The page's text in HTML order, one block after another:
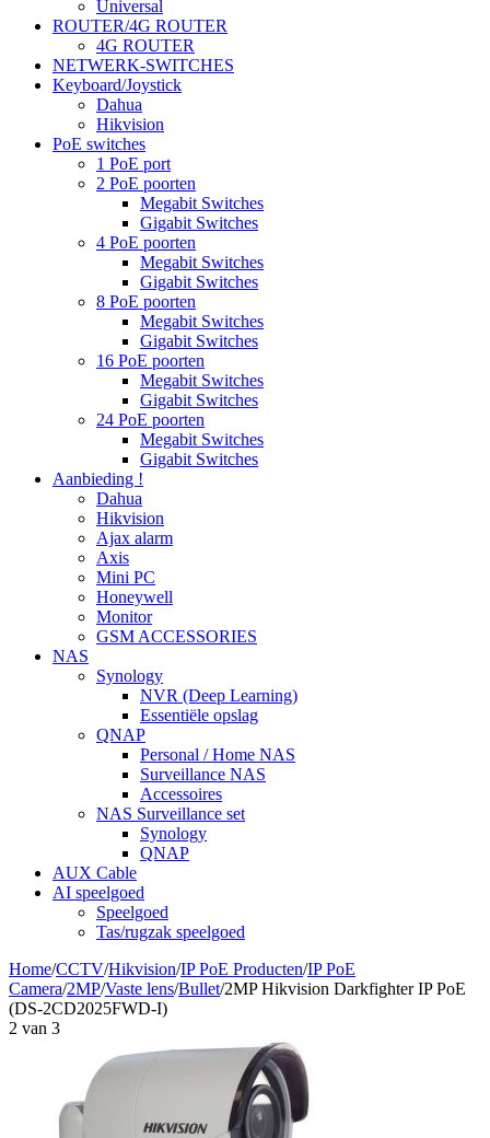
Universal
ROUTER/4G ROUTER
4G ROUTER
NETWERK-SWITCHES
Keyboard/Joystick
Dahua
Hikvision
PoE switches
1 PoE port
2 PoE poorten
Megabit Switches
Gigabit Switches
4 PoE poorten
Megabit Switches
Gigabit Switches
8 PoE poorten
Megabit Switches
Gigabit Switches
16 PoE poorten
Megabit Switches
Gigabit Switches
24 PoE poorten
Megabit Switches
Gigabit Switches
Aanbieding !
Dahua
Hikvision
Ajax alarm
Axis
Mini PC
Honeywell
Monitor
GSM ACCESSORIES
NAS
Synology
NVR (Deep Learning)
Essentiële opslag
QNAP
Personal / Home NAS
Surveillance NAS
Accessoires
NAS Surveillance set
Synology
QNAP
AUX Cable
AI speelgoed
Speelgoed
Tas/rugzak speelgoed
Home/CCTV/Hikvision/IP PoE Producten/IP PoE
Camera/2MP/Vaste lens/Bullet/2MP Hikvision Darkfighter IP PoE
(DS-2CD2025FWD-I)
2 van 3